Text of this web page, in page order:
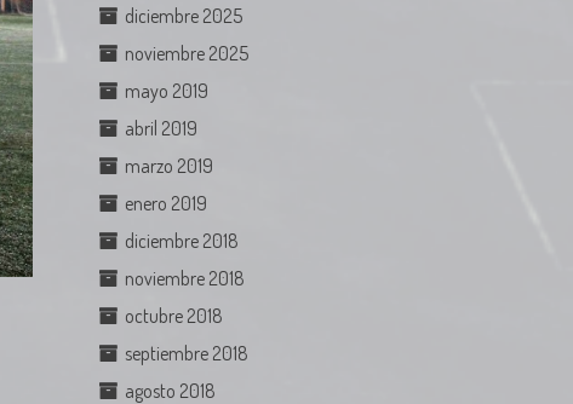
diciembre 2025
noviembre 2025
mayo 2019
abril 2019
marzo 2019
enero 2019
diciembre 2018
noviembre 2018
octubre 2018
septiembre 2018
agosto 2018